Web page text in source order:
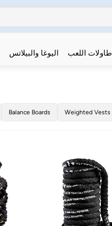
طاولات اللعب اليوغا والبيلاتس
Weighted Vests
Balance Boards